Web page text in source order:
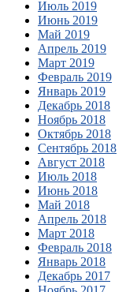
Июль 2019
Июнь 2019
Май 2019
Апрель 2019
Март 2019
Февраль 2019
Январь 2019
Декабрь 2018
Ноябрь 2018
Октябрь 2018
Сентябрь 2018
Август 2018
Июль 2018
Июнь 2018
Май 2018
Апрель 2018
Март 2018
Февраль 2018
Январь 2018
Декабрь 2017